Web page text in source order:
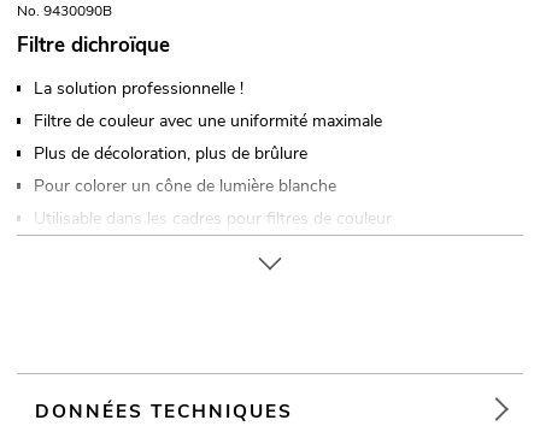
No. 9430090B
Filtre dichroïque
La solution professionnelle !
Filtre de couleur avec une uniformité maximale
Plus de décoloration, plus de brûlure
Pour colorer un cône de lumière blanche
Utilisable dans les cadres pour filtres de couleur
DONNÉES TECHNIQUES